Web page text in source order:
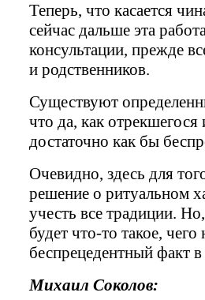
Теперь, что касается
сейчас дальше эта
консультации, прежде
и родственников.
Существуют
что да, как
достаточно как бы
Очевидно, здесь для
решение о ритуальном
учесть все традиции.
будет что-то такое,
беспрецедентный факт
Михаил Соколов: